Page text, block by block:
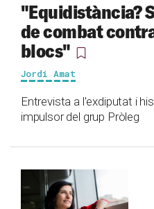
"Equidistància?
de combat
blocs"
Jordi Amat
Entrevista a l'exdiputat i
impulsor del grup Pròleg